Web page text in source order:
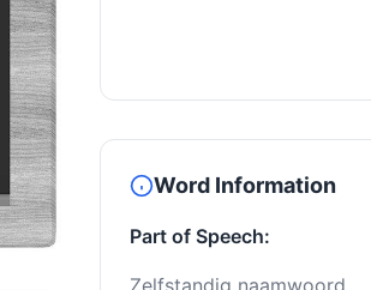
Word Information
Part of Speech:
Zelfstandig naamwoord